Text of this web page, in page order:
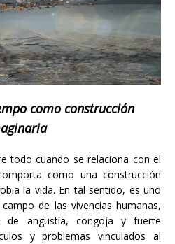
como construcción
todo cuando se relaciona con el
como una construcción
la vida. En tal sentido, es uno
de las vivencias humanas,
de angustia, congoja y fuerte
y problemas vinculados al